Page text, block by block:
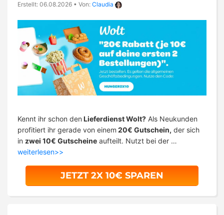
Erstellt: 06.08.2026 • Von: Claudia
Kennt ihr schon den Lieferdienst Wolt? Als Neukunden
profitiert ihr gerade von einem 20€ Gutschein, der sich
in zwei 10€ Gutscheine aufteilt. Nutzt bei der …
weiterlesen>>
JETZT 2X 10€ SPAREN